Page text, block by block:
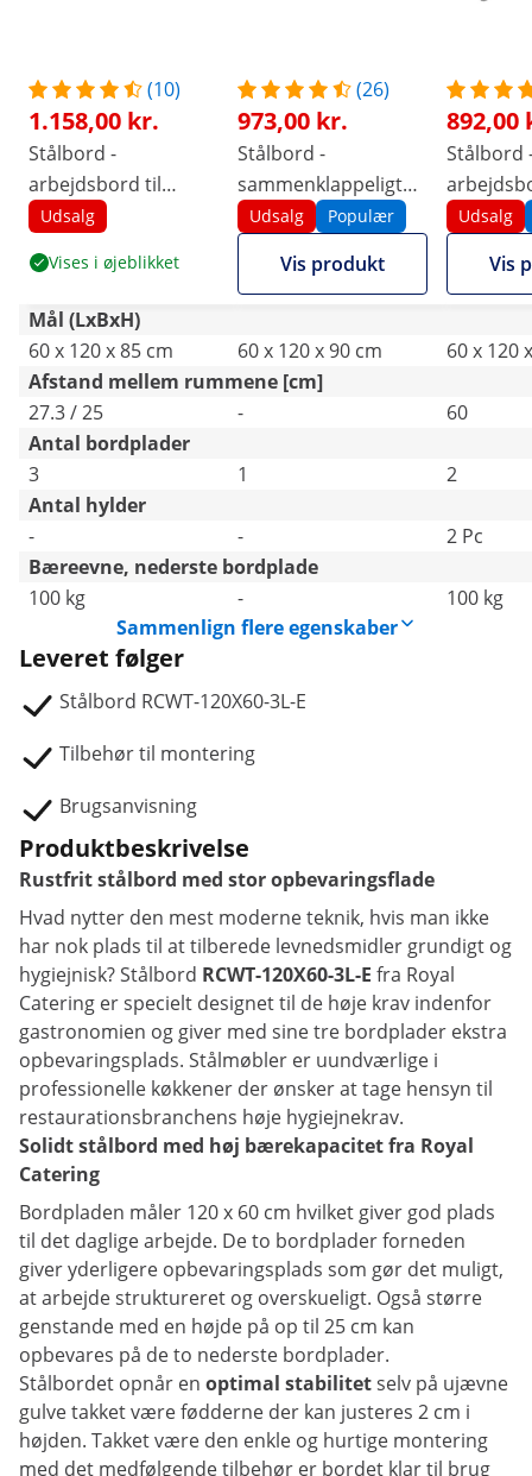
(10)
1.158,00 kr.
Stålbord -
arbejdsbord til
køkken - ECO - 120 x
midterhylde - Royal
Catering
Udsalg
Vises i øjeblikket
(26)
973,00 kr.
Stålbord -
sammenklappeligt
arbejdsbord -
PREMIUM - 120 x 60
cm - 210 kg - Royal
Udsalg Populær
Vis produkt
892,00
Stålbord
køkken -
60 cm -
bagkant
Udsalg
Vis
Mål (LxBxH)
60 x 120 x 85 cm
60 x 120 x 90 cm
60 x 120
Afstand mellem rummene [cm]
27.3 / 25
-
60
Antal bordplader
3
1
2
Antal hylder
-
-
2 Pc
Bæreevne, nederste bordplade
100 kg
-
100 kg
Sammenlign flere egenskaber
Leveret følger
Stålbord RCWT-120X60-3L-E
Tilbehør til montering
Brugsanvisning
Produktbeskrivelse
Rustfrit stålbord med stor opbevaringsflade
Hvad nytter den mest moderne teknik, hvis man ikke
har nok plads til at tilberede levnedsmidler grundigt og
hygiejnisk? Stålbord RCWT-120X60-3L-E fra Royal
Catering er specielt designet til de høje krav indenfor
gastronomien og giver med sine tre bordplader ekstra
opbevaringsplads. Stålmøbler er uundværlige i
professionelle køkkener der ønsker at tage hensyn til
restaurationsbranchens høje hygiejnekrav.
Solidt stålbord med høj bærekapacitet fra Royal
Catering
Bordpladen måler 120 x 60 cm hvilket giver god plads
til det daglige arbejde. De to bordplader forneden
giver yderligere opbevaringsplads som gør det muligt,
at arbejde struktureret og overskueligt. Også større
genstande med en højde på op til 25 cm kan
opbevares på de to nederste bordplader.
Stålbordet opnår en optimal stabilitetselv på ujævne
gulve takket være fødderne der kan justeres 2 cm i
højden. Takket være den enkle og hurtige montering
med det medfølgende tilbehør er bordet klar til brug